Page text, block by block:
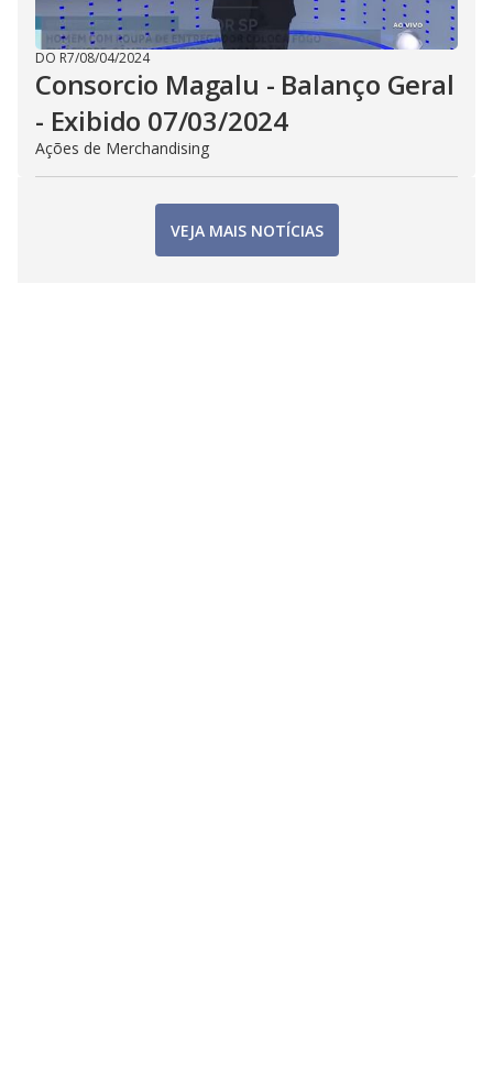
DO R7/08/04/2024
Consorcio Magalu - Balanço Geral
- Exibido 07/03/2024
Ações de Merchandising
VEJA MAIS NOTÍCIAS